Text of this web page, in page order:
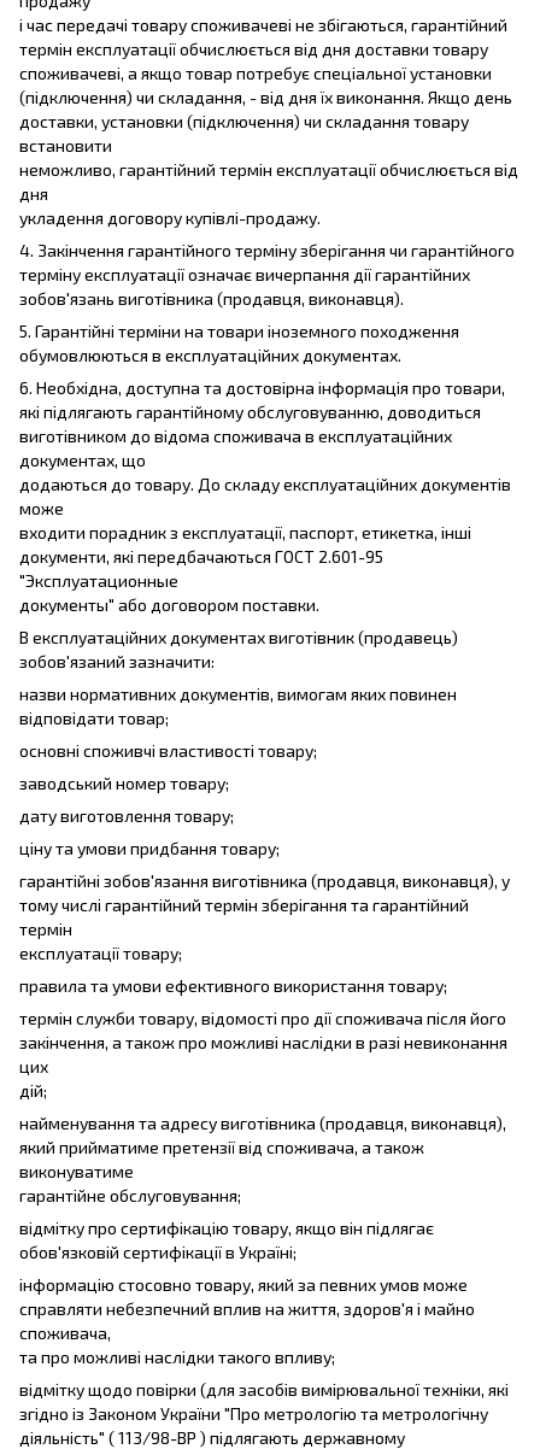
і час передачі товару споживачеві не збігаються, гарантійний
термін експлуатації обчислюється від дня доставки товару
споживачеві, а якщо товар потребує спеціальної установки
(підключення) чи складання, - від дня їх виконання. Якщо день
доставки, установки (підключення) чи складання товару
встановити
неможливо, гарантійний термін експлуатації обчислюється від
дня
укладення договору купівлі-продажу.
4. Закінчення гарантійного терміну зберігання чи гарантійного
терміну експлуатації означає вичерпання дії гарантійних
зобов'язань виготівника (продавця, виконавця).
5. Гарантійні терміни на товари іноземного походження
обумовлюються в експлуатаційних документах.
6. Необхідна, доступна та достовірна інформація про товари,
які підлягають гарантійному обслуговуванню, доводиться
виготівником до відома споживача в експлуатаційних
документах, що
додаються до товару. До складу експлуатаційних документів
може
входити порадник з експлуатації, паспорт, етикетка, інші
документи, які передбачаються ГОСТ 2.601-95
"Эксплуатационные
документы" або договором поставки.
В експлуатаційних документах виготівник (продавець)
зобов'язаний зазначити:
назви нормативних документів, вимогам яких повинен
відповідати товар;
основні споживчі властивості товару;
заводський номер товару;
дату виготовлення товару;
ціну та умови придбання товару;
гарантійні зобов'язання виготівника (продавця, виконавця), у
тому числі гарантійний термін зберігання та гарантійний
термін
експлуатації товару;
правила та умови ефективного використання товару;
термін служби товару, відомості про дії споживача після його
закінчення, а також про можливі наслідки в разі невиконання
цих
дій;
найменування та адресу виготівника (продавця, виконавця),
який прийматиме претензії від споживача, а також
виконуватиме
гарантійне обслуговування;
відмітку про сертифікацію товару, якщо він підлягає
обов'язковій сертифікації в Україні;
інформацію стосовно товару, який за певних умов може
справляти небезпечний вплив на життя, здоров'я і майно
споживача,
та про можливі наслідки такого впливу;
відмітку щодо повірки (для засобів вимірювальної техніки, які
згідно із Законом України "Про метрологію та метрологічну
діяльність" ( 113/98-ВР ) підлягають державному